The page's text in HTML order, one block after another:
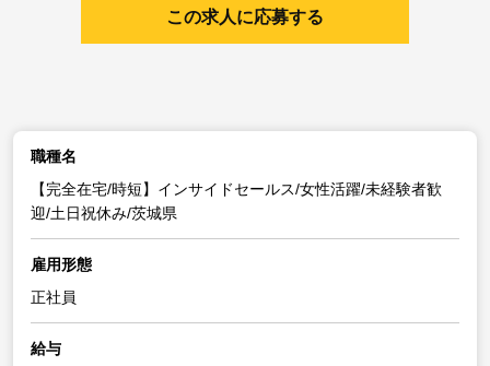
この求人に応募する
職種名
【完全在宅/時短】インサイドセールス/女性活躍/未経験者歓
迎/土日祝休み/茨城県
雇用形態
正社員
給与